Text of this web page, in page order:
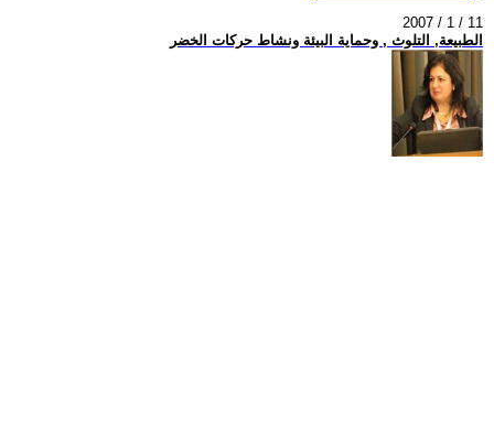
2007 / 1 / 11
الطبيعة, التلوث , وحماية البيئة ونشاط حركات الخضر